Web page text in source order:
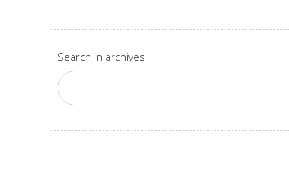
Search in archives